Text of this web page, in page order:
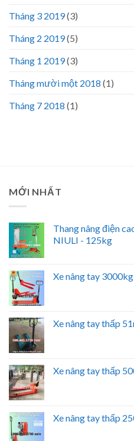
Tháng 3 2019(3)
Tháng 2 2019(5)
Tháng 1 2019(3)
Tháng mười một 2018 (1)
Tháng 7 2018 (1)
MỚI NHẤT
Thang nâng điện
NIULI - 125kg
Xe nâng tay
Xe nâng tay thấp
Xe nâng tay thấp
Xe nâng tay thấp